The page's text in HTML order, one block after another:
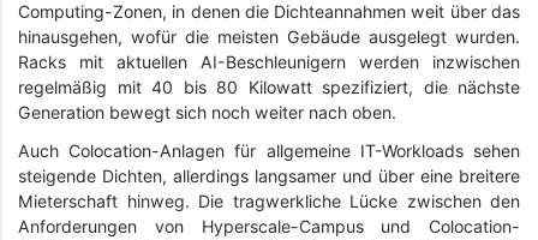
Computing-Zonen, in denen die Dichteannahmen weit über das
hinausgehen, wofür die meisten Gebäude ausgelegt wurden.
Racks mit aktuellen AI-Beschleunigern werden inzwischen
regelmäßig mit 40 bis 80 Kilowatt spezifiziert, die nächste
Generation bewegt sich noch weiter nach oben.
Auch Colocation-Anlagen für allgemeine IT-Workloads sehen
steigende Dichten, allerdings langsamer und über eine breitere
Mieterschaft hinweg. Die tragwerkliche Lücke zwischen den
Anforderungen von Hyperscale-Campus und Colocation-